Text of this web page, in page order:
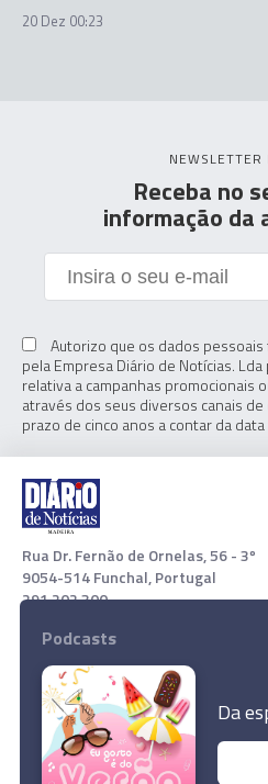
20 Dez 00:23
NEWSLETTER
Receba no
informação da
Autorizo que os dados
pela Empresa Diário de Notícias.
relativa a campanhas promocionais
através dos seus diversos canais
prazo de cinco anos a contar da
Rua Dr. Fernão de Ornelas, 56 - 3º
9054-514 Funchal, Portugal
291 202 300
Download App
Podcasts
Da